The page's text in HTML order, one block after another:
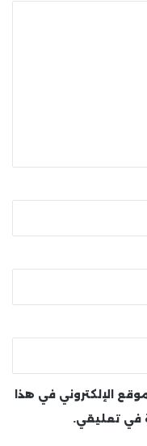
الإلكتروني في هذا
في تعليقي.